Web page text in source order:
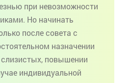
при невозможности
Но начинать
после совета с
назначении
повышении
индивидуальной